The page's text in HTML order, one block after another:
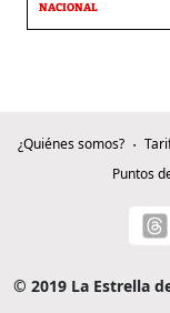
NACIONAL
¿Quiénes somos?
Puntos
© 2019 La Estrella